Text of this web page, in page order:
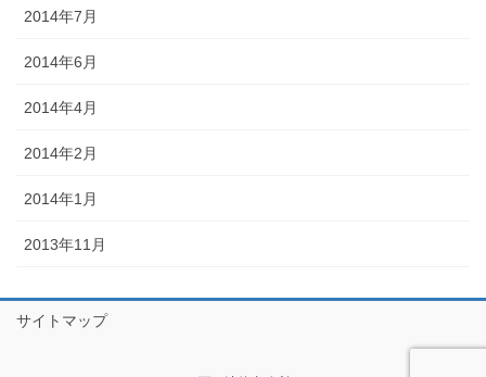
2014年7月
2014年6月
2014年4月
2014年2月
2014年1月
2013年11月
サイトマップ